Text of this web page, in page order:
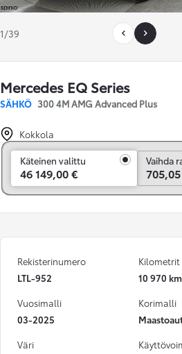
1/39
Mercedes EQ Series
SÄHKÖ 300 4M AMG Advanced Plus
Kokkola
Käteinen valittu
46 149,00 €
Vaihda
Rekisterinumero
LTL-952
Kilometrit
10 970 km
Vuosimalli
03-2025
Korimalli
Väri